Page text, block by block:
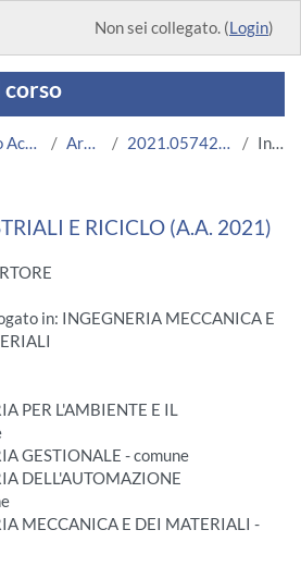
Non sei collegato. (Login)
Anno Accademico 2021/2022 Area Ingegneria 2021.05742.2011.3.A003457.N0_5316 Introduzione
E RICICLO (A.A. 2021)
in: INGEGNERIA MECCANICA E
PER L'AMBIENTE E IL
GESTIONALE - comune
DELL'AUTOMAZIONE
MECCANICA E DEI MATERIALI -